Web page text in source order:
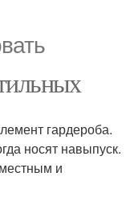
гардероба.
носят навыпуск.
и